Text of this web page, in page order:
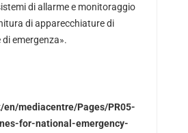
di allarme e monitoraggio
di apparecchiature di
emergenza».
en/mediacentre/Pages/PR05-
for-national-emergency-